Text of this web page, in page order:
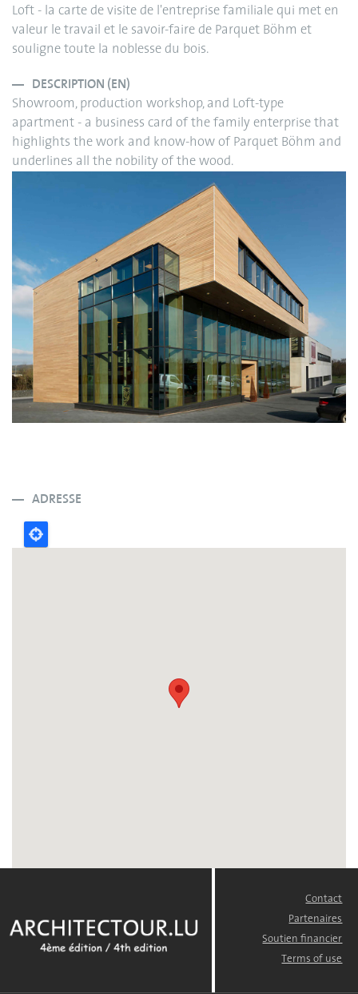
Loft - la carte de visite de l'entreprise familiale qui met en
valeur le travail et le savoir-faire de Parquet Böhm et
souligne toute la noblesse du bois.
DESCRIPTION (EN)
Showroom, production workshop, and Loft-type
apartment - a business card of the family enterprise that
highlights the work and know-how of Parquet Böhm and
underlines all the nobility of the wood.
ADRESSE
Contact
Partenaires
Soutien financier
Terms of use